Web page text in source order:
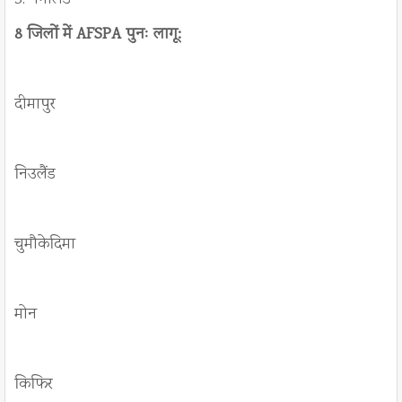
8 जिलों में AFSPA पुनः लागू:
दीमापुर
निउलैंड
चुमौकेदिमा
मोन
किफिर